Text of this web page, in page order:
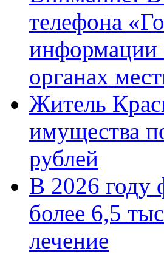
телефона
информации
органах
Житель
имущества
рублей
В 2026 году
более 6,5
лечение